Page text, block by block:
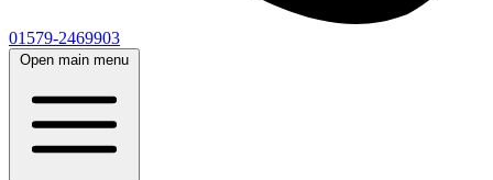
01579-2469903
Open main menu